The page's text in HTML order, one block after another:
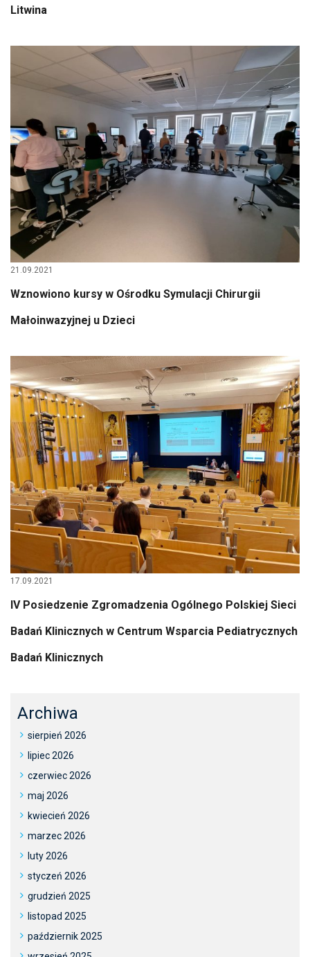
Litwina
21.09.2021
Wznowiono kursy w Ośrodku Symulacji Chirurgii
Małoinwazyjnej u Dzieci
17.09.2021
IV Posiedzenie Zgromadzenia Ogólnego Polskiej Sieci
Badań Klinicznych w Centrum Wsparcia Pediatrycznych
Badań Klinicznych
Archiwa
sierpień 2026
lipiec 2026
czerwiec 2026
maj 2026
kwiecień 2026
marzec 2026
luty 2026
styczeń 2026
grudzień 2025
listopad 2025
październik 2025